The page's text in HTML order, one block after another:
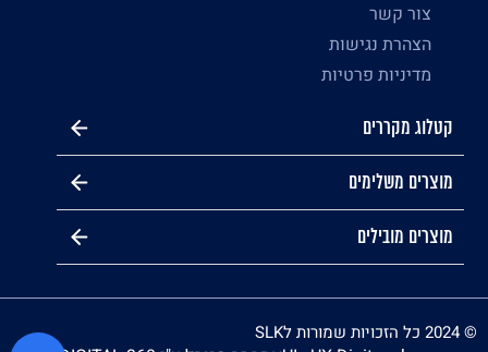
צור קשר
הצהרת נגישות
מדיניות פרטיות
קטלוג מקררים
מוצרים משלימים
מוצרים מובילים
© 2024 כל הזכויות שמורות לSLK